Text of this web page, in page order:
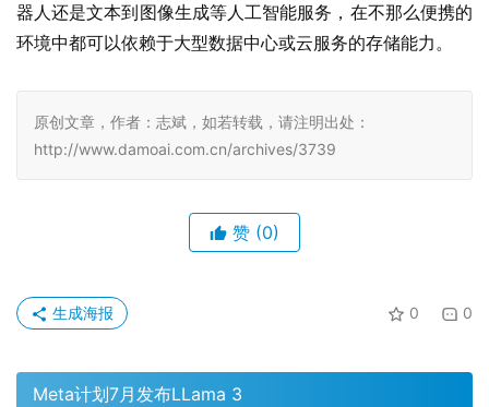
器人还是文本到图像生成等人工智能服务，在不那么便携的
环境中都可以依赖于大型数据中心或云服务的存储能力。
原创文章，作者：志斌，如若转载，请注明出处：
http://www.damoai.com.cn/archives/3739
赞 (0)
0 0
生成海报
Meta计划7月发布LLama 3